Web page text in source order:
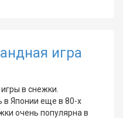
игра
в снежки.
в Японии еще в 80-х
очень популярна в